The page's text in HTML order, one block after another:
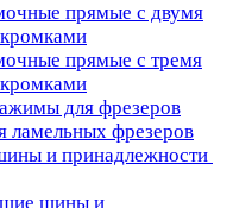
прямые с двумя
прямые с тремя
для фрезеров
ламельных фрезеров
и принадлежности
шины и